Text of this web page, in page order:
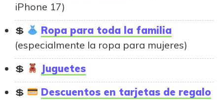
iPhone 17)
Ropa para toda la familia
(especialmente la ropa para mujeres)
Juguetes
Descuentos en tarjetas de regalo